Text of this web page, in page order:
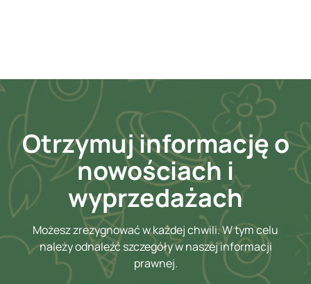
Otrzymuj informację o
nowościach i
wyprzedażach
Możesz zrezygnować w każdej chwili. W tym celu
należy odnaleźć szczegóły w naszej informacji
prawnej.